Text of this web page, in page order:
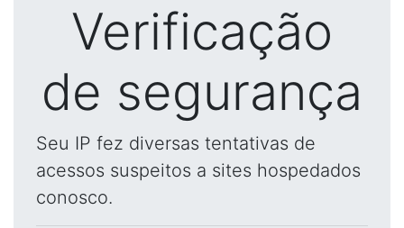
Verificação
de segurança
Seu IP fez diversas tentativas de
acessos suspeitos a sites hospedados
conosco.